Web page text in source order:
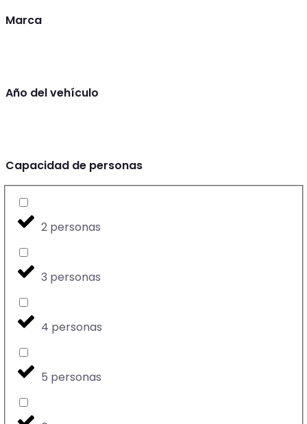
Marca
Año del vehículo
Capacidad de personas
2 personas
3 personas
4 personas
5 personas